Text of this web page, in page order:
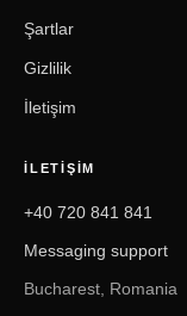
Şartlar
Gizlilik
İletişim
İLETIŞIM
+40 720 841 841
Messaging support
Bucharest, Romania